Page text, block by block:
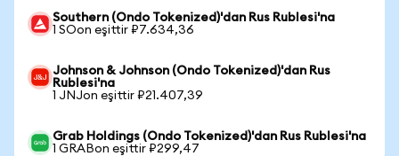
Southern (Ondo Tokenized)'dan Rus Rublesi'na
1 SOon eşittir ₽7.634,36
Johnson & Johnson (Ondo Tokenized)'dan Rus
Rublesi'na
1 JNJon eşittir ₽21.407,39
Grab Holdings (Ondo Tokenized)'dan Rus Rublesi'na
1 GRABon eşittir ₽299,47